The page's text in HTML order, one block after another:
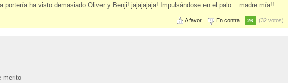
portería ha visto demasiado Oliver y Benji! jajajajaja! Impulsándose en el palo... madre mía!!
A favor En contra 26 (32 votos)
merito